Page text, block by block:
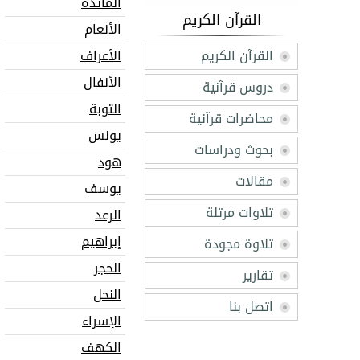
القرآن الكريم
القرآن الكريم
دروس قرآنية
محاضرات قرآنية
بحوث ودراسات
مقالات
تلاوات مرتلة
تلاوة مجودة
تقارير
اتصل بنا
الأنعام
الأعراف
الأنفال
التوبة
يونس
هود
يوسف
الرعد
إبراهيم
الحجر
النحل
الإسراء
الكهف